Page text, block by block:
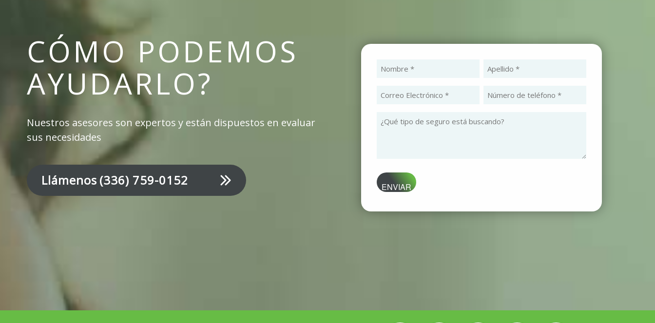
CÓMO PODEMOS
AYUDARLO?
Nuestros asesores son expertos y están dispuestos en evaluar
sus necesidades
Llámenos (336) 759-0152
Correo
Número
¿Qué